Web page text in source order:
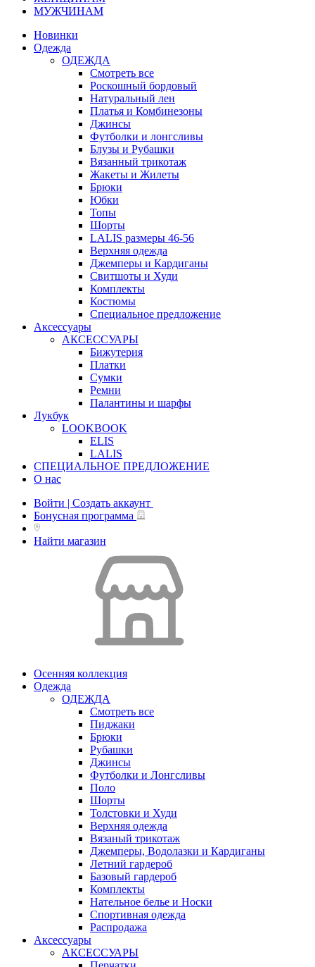
МУЖЧИНАМ
Новинки
Одежда
ОДЕЖДА
Смотреть все
Роскошный бордовый
Натуральный лен
Платья и Комбинезоны
Джинсы
Футболки и лонгсливы
Блузы и Рубашки
Вязанный трикотаж
Жакеты и Жилеты
Брюки
Юбки
Топы
Шорты
LALIS размеры 46-56
Верхняя одежда
Джемперы и Кардиганы
Свитшоты и Худи
Комплекты
Костюмы
Специальное предложение
Аксессуары
АКСЕССУАРЫ
Бижутерия
Платки
Сумки
Ремни
Палантины и шарфы
Лукбук
LOOKBOOK
ELIS
LALIS
СПЕЦИАЛЬНОЕ ПРЕДЛОЖЕНИЕ
О нас
Войти | Создать аккаунт
Бонусная программа
Найти магазин
Осенняя коллекция
Одежда
ОДЕЖДА
Смотреть все
Пиджаки
Брюки
Рубашки
Джинсы
Футболки и Лонгсливы
Поло
Шорты
Толстовки и Худи
Верхняя одежда
Вязаный трикотаж
Джемперы, Водолазки и Кардиганы
Летний гардероб
Базовый гардероб
Комплекты
Нательное белье и Носки
Спортивная одежда
Распродажа
Аксессуары
АКСЕССУАРЫ